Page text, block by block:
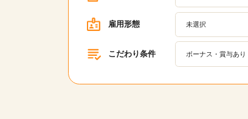
雇用形態 未選択
こだわり条件 ボーナス・賞与あり